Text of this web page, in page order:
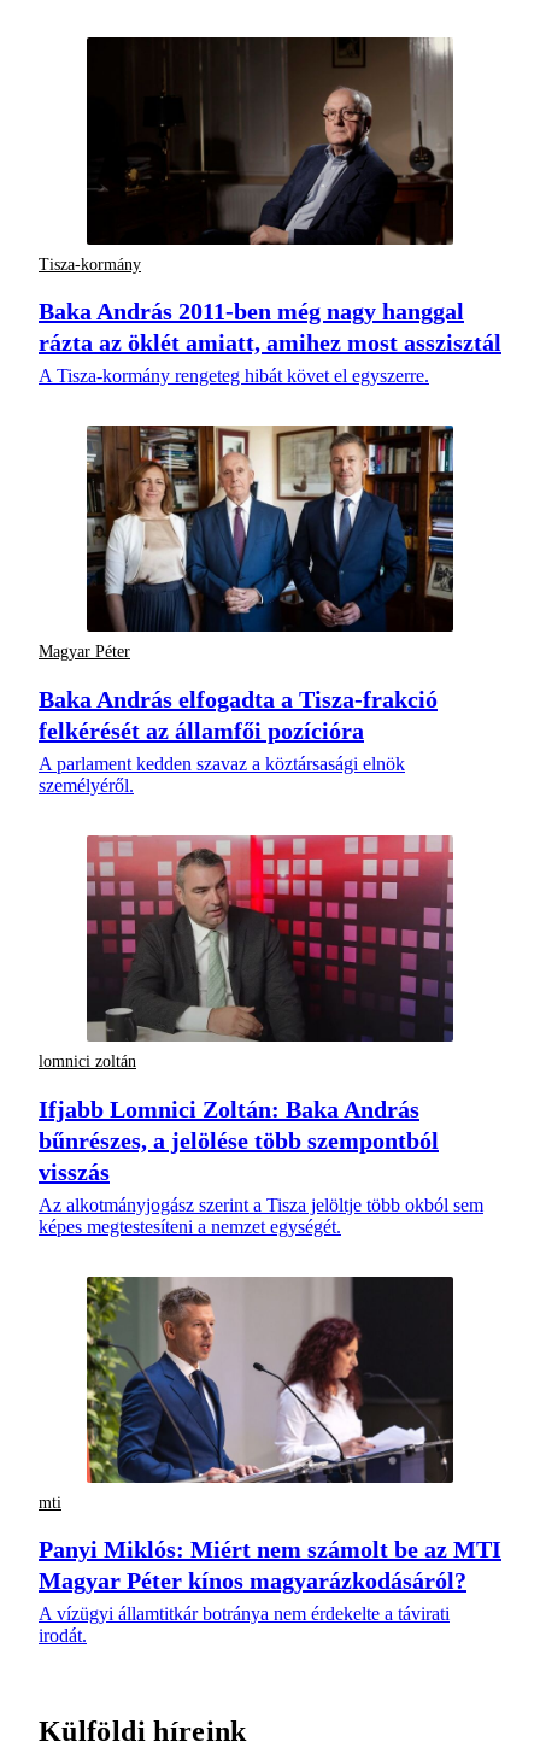
Tisza-kormány
Baka András 2011-ben még nagy hanggal
rázta az öklét amiatt, amihez most asszisztál
A Tisza-kormány rengeteg hibát követ el egyszerre.
Magyar Péter
Baka András elfogadta a Tisza-frakció
felkérését az államfői pozícióra
A parlament kedden szavaz a köztársasági elnök
személyéről.
lomnici zoltán
Ifjabb Lomnici Zoltán: Baka András
bűnrészes, a jelölése több szempontból
visszás
Az alkotmányjogász szerint a Tisza jelöltje több okból sem
képes megtestesíteni a nemzet egységét.
mti
Panyi Miklós: Miért nem számolt be az MTI
Magyar Péter kínos magyarázkodásáról?
A vízügyi államtitkár botránya nem érdekelte a távirati
irodát.
Külföldi híreink